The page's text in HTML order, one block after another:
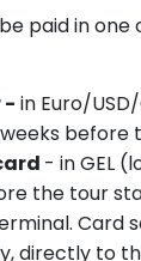
paid in one
- in Euro/
before
- in GEL
the tour
Card
directly to